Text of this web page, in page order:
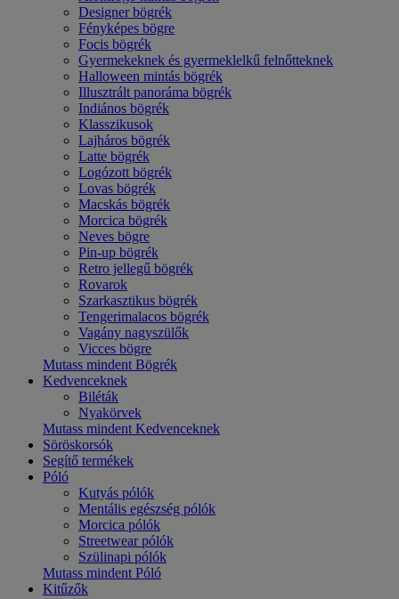
Designer bögrék
Fényképes bögre
Focis bögrék
Gyermekeknek és gyermeklelkű felnőtteknek
Halloween mintás bögrék
Illusztrált panoráma bögrék
Indiános bögrék
Klasszikusok
Lajháros bögrék
Latte bögrék
Logózott bögrék
Lovas bögrék
Macskás bögrék
Morcica bögrék
Neves bögre
Pin-up bögrék
Retro jellegű bögrék
Rovarok
Szarkasztikus bögrék
Tengerimalacos bögrék
Vagány nagyszülők
Vicces bögre
Mutass mindent Bögrék
Kedvenceknek
Biléták
Nyakörvek
Mutass mindent Kedvenceknek
Söröskorsók
Segítő termékek
Póló
Kutyás pólók
Mentális egészség pólók
Morcica pólók
Streetwear pólók
Szülinapi pólók
Mutass mindent Póló
Kitűzők